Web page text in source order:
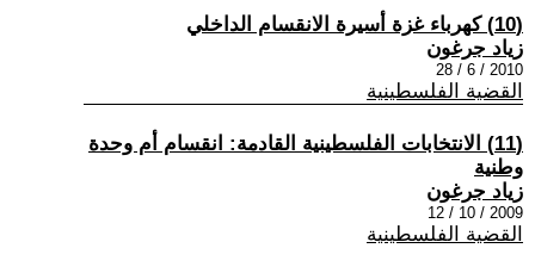
(10) كهرباء غزة أسيرة الانقسام الداخلي
زياد جرغون
2010 / 6 / 28
القضية الفلسطينية
(11) الانتخابات الفلسطينية القادمة: انقسام أم وحدة
وطنية
زياد جرغون
2009 / 10 / 12
القضية الفلسطينية